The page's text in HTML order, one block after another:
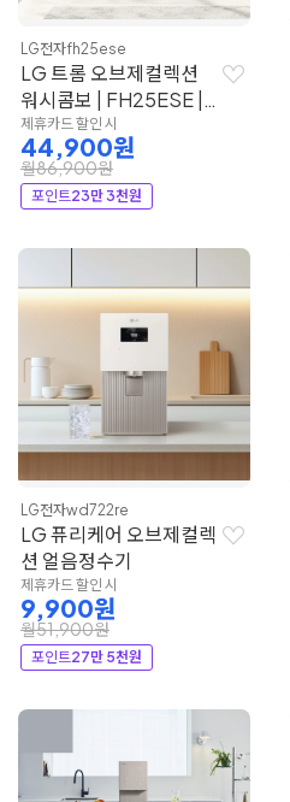
LG전자fh25ese
LG 트롬 오브제컬렉션
워시콤보 | FH25ESE |
LG전자
제휴카드 할인 시
44,900원
월86,900원
포인트23만 3천원
LG전자wd722re
LG 퓨리케어 오브제컬렉
션 얼음정수기
제휴카드 할인 시
9,900원
월51,900원
포인트27만 5천원